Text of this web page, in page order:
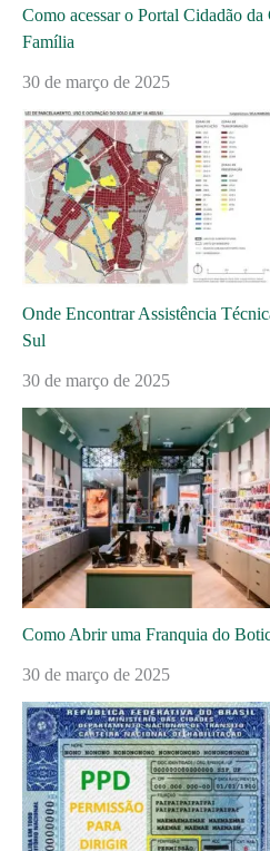
Como acessar o Portal Cidadão
Família
30 de março de 2025
Onde Encontrar Assistência
Sul
30 de março de 2025
Como Abrir uma Franquia do
30 de março de 2025